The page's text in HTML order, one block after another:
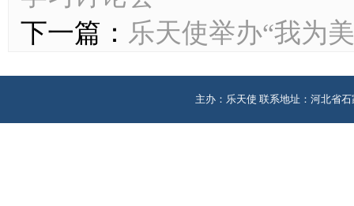
下一篇： 乐天使举办“我为
主办：乐天使 联系地址：河北省